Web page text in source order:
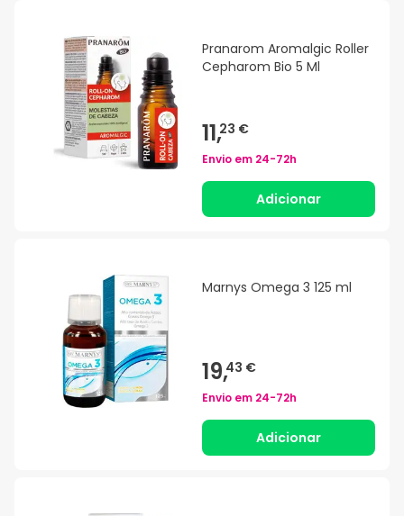
Pranarom Aromalgic Roller
Cepharom Bio 5 Ml
11,23 €
Envio em 24-72h
Adicionar
Marnys Omega 3 125 ml
19,43 €
Envio em 24-72h
Adicionar